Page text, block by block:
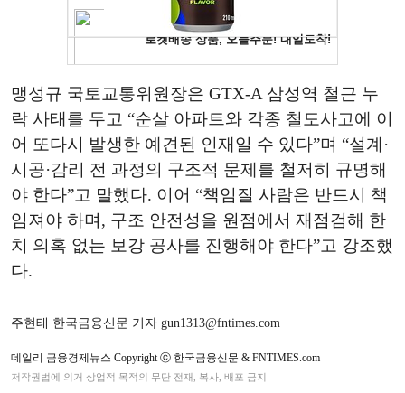
맹성규 국토교통위원장은 GTX-A 삼성역 철근 누
락 사태를 두고 “순살 아파트와 각종 철도사고에 이
어 또다시 발생한 예견된 인재일 수 있다”며 “설계·
시공·감리 전 과정의 구조적 문제를 철저히 규명해
야 한다”고 말했다. 이어 “책임질 사람은 반드시 책
임져야 하며, 구조 안전성을 원점에서 재점검해 한
치 의혹 없는 보강 공사를 진행해야 한다”고 강조했
다.
주현태 한국금융신문 기자 gun1313@fntimes.com
데일리 금융경제뉴스 Copyright ⓒ 한국금융신문 & FNTIMES.com
저작권법에 의거 상업적 목적의 무단 전재, 복사, 배포 금지